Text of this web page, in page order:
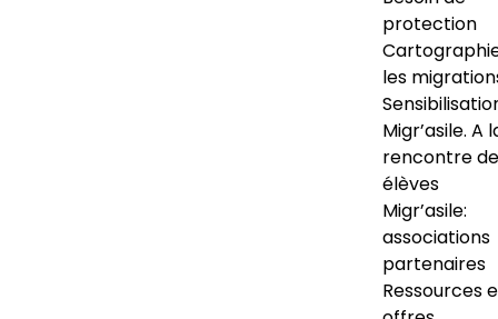
protection
les
Migr’asile. A
rencontre
élèves
Migr’asile:
associations
partenaires
Ressources